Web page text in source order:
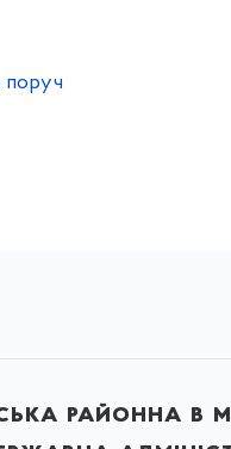
поруч
районна в